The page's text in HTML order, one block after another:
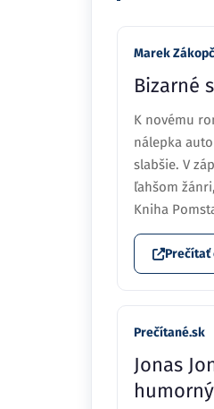
Marek
Bizarné
K novému
nálepka
slabšie. V
ľahšom
Kniha
Prečítať
Prečítané.sk
Jonas